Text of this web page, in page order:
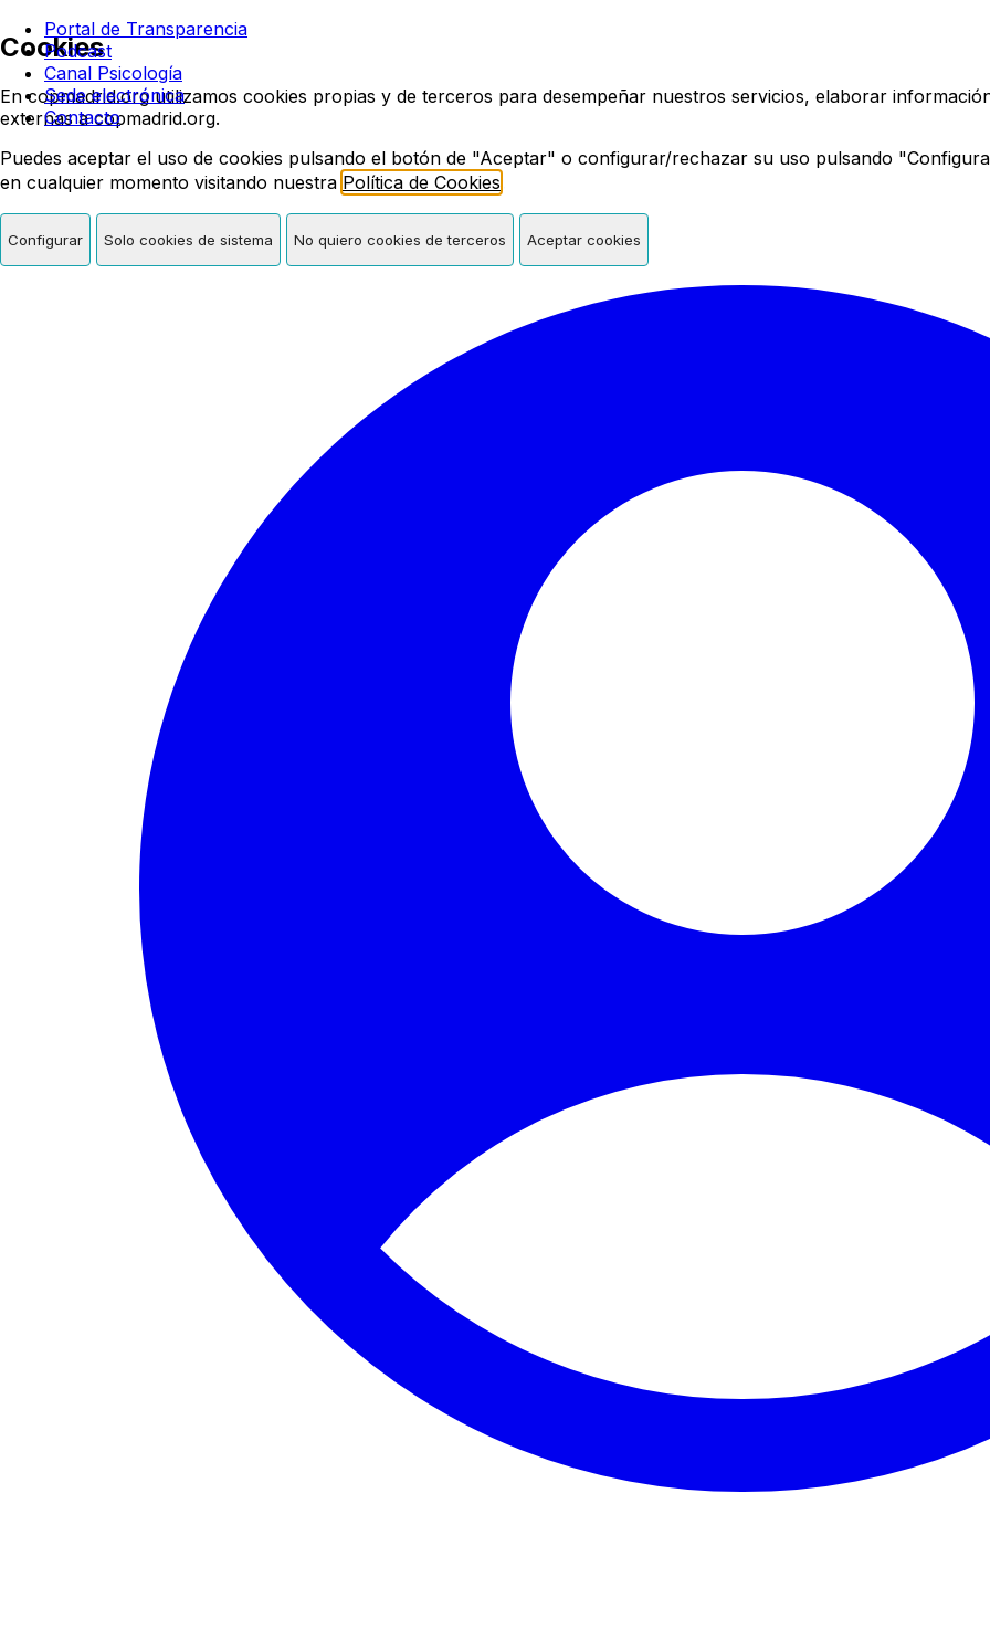
Cookies
En copmadrid.org utilizamos cookies propias y de terceros para desempeñar nuestros servicios, elaborar
externas a copmadrid.org.
Puedes aceptar el uso de cookies pulsando el botón de "Aceptar" o configurar/rechazar su uso pulsando
en cualquier momento visitando nuestra Política de Cookies
Configurar Solo cookies de sistema No quiero cookies de terceros Aceptar cookies
Colegio oficial de psicología de Madrid
Portal de Transparencia
Podcast
Canal Psicología
Sede electrónica
Contacto